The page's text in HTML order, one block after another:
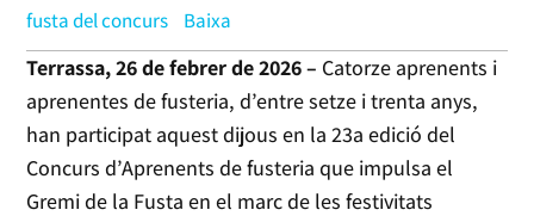
fusta del concurs
Baixa
Terrassa, 26 de febrer de 2026 – Catorze aprenents i
aprenentes de fusteria, d’entre setze i trenta anys,
han participat aquest dijous en la 23a edició del
Concurs d’Aprenents de fusteria que impulsa el
Gremi de la Fusta en el marc de les festivitats